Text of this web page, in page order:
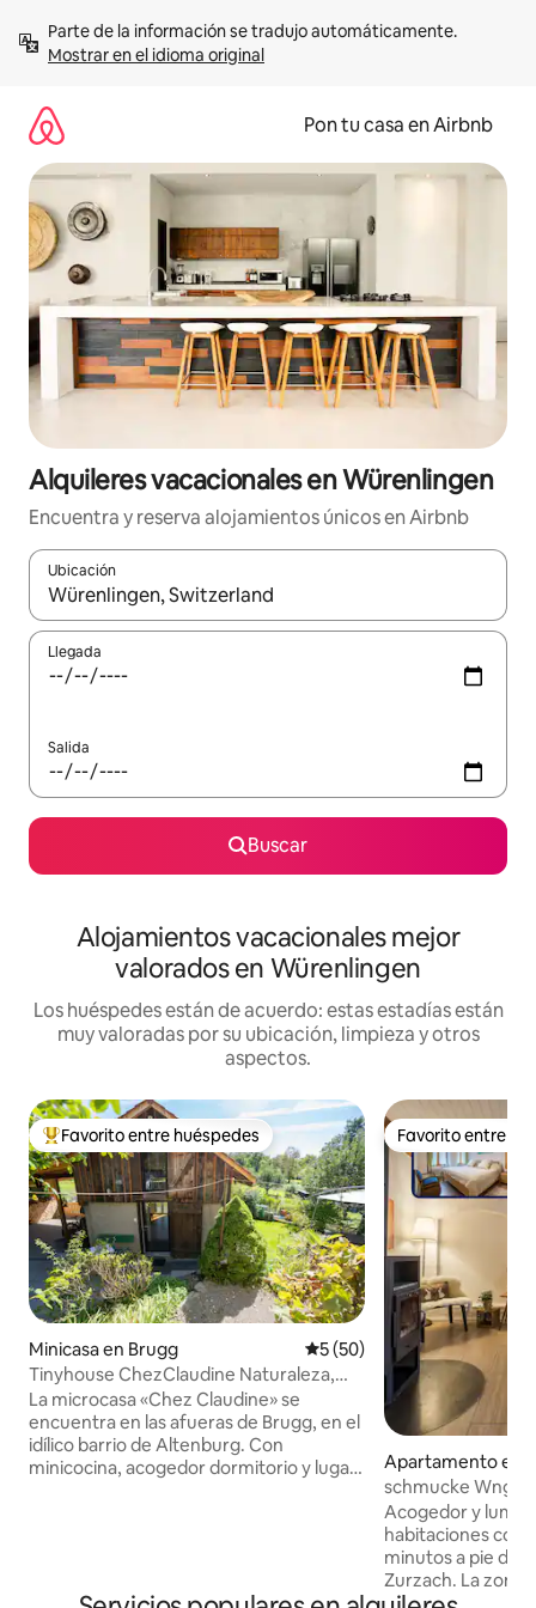
contenidoMostrar en el idioma original
Pon tu casa en Airbnb
Alquileres vacacionales en Würenlingen
Encuentra y reserva alojamientos únicos en Airbnb
Ubicación
Cuando los resultados estén disponibles, navega con las
Llegada
Salida
Buscar
Alojamientos vacacionales mejor
valorados en Würenlingen
Los huéspedes están de acuerdo: estas estadías están
muy valoradas por su ubicación, limpieza y otros
aspectos.
Favorito entre huéspedes preferido
Favorito entre huéspedes
Minicasa en Brugg Calificación promedio: 5 de
5 (50)
Tinyhouse ChezClaudine Naturaleza,
Relax, Jardín, Aare
La microcasa «Chez Claudine» se
encuentra en las afueras de Brugg, en el
idílico barrio de Altenburg. Con
minicocina, acogedor dormitorio y lugar
Favorito entre
Favorito entre
Apartamento en
ch
schmucke Wng,
Thermalbad
Acogedor y
habitaciones con
minutos a pie de
Zurzach. La zona